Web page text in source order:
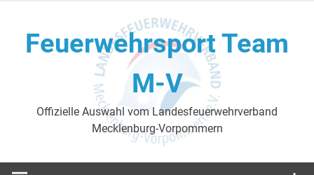
contentFeuerwehrsport Team
M-V
Offizielle Auswahl vom Landesfeuerwehrverband
Mecklenburg-Vorpommern